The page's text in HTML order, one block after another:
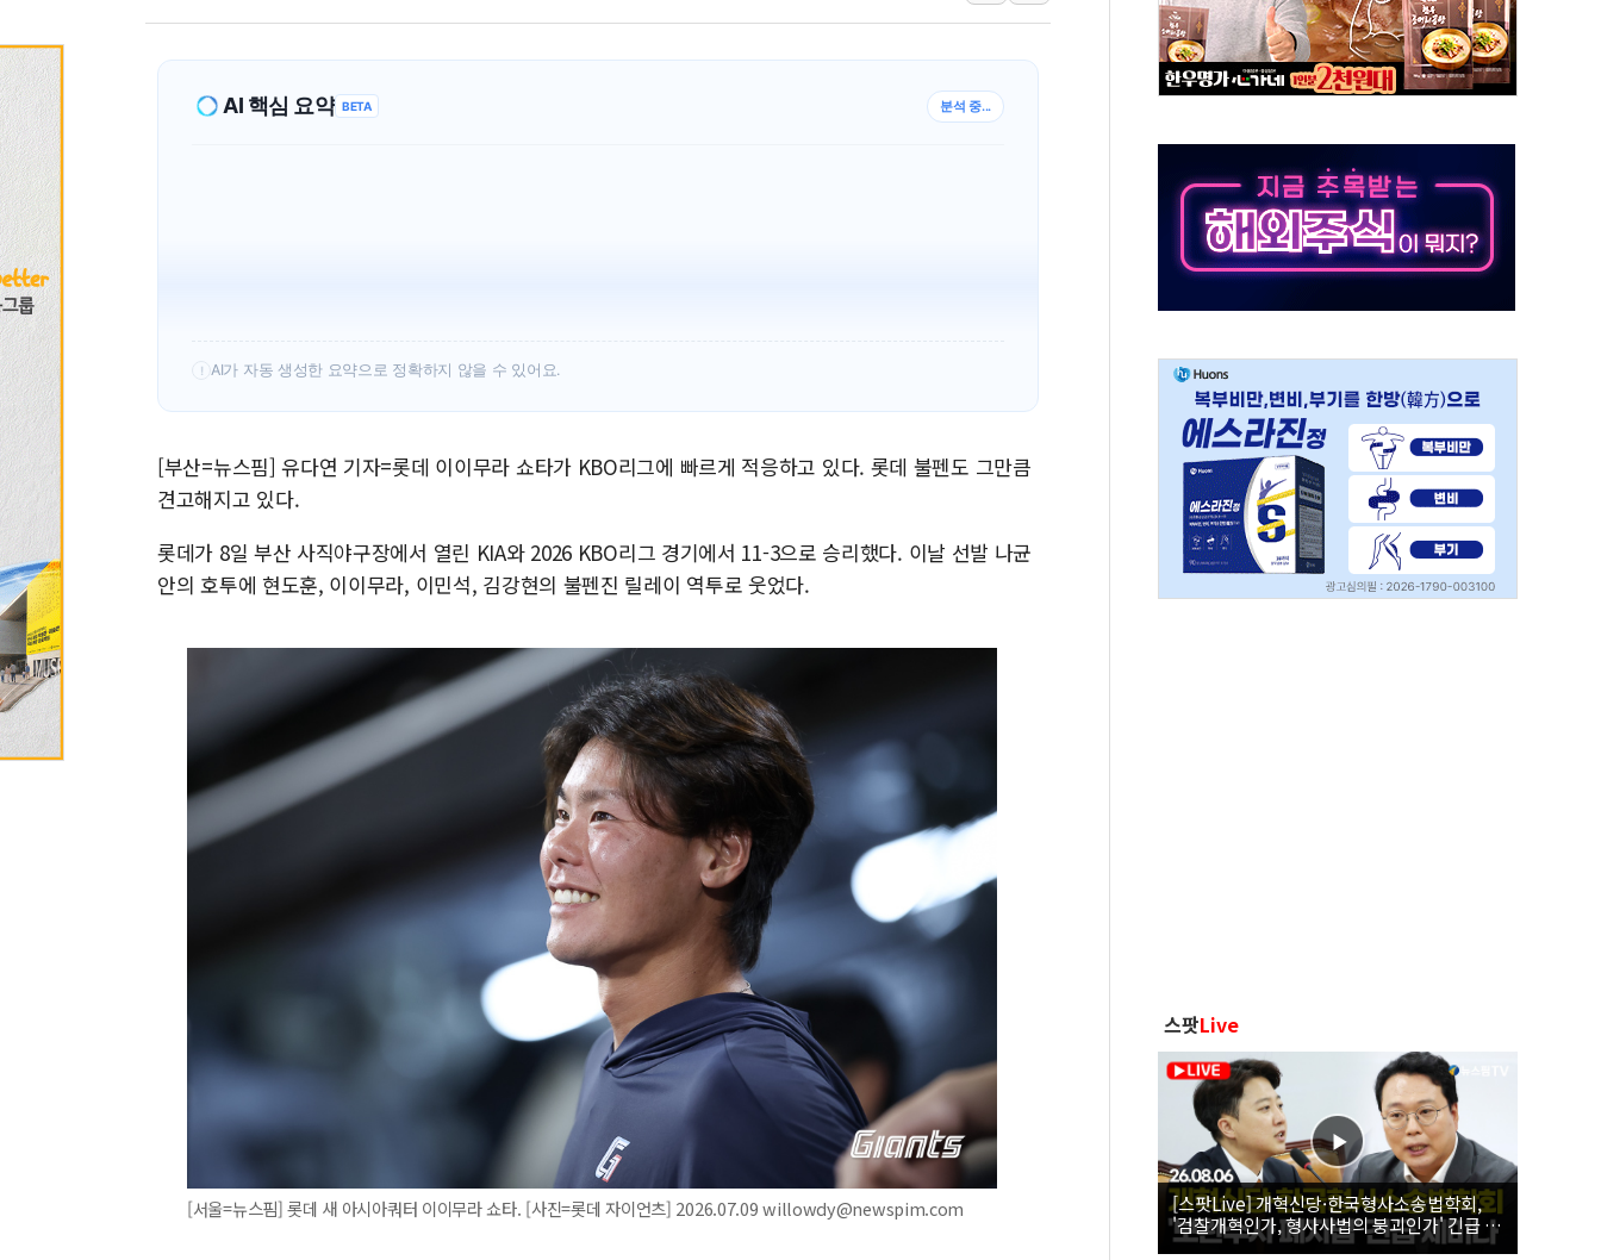
보훈부, 내년 워싱턴서 첫 '국제보훈컨퍼런스'… 한미동맹 상징성 부각
가온전선, 싱가포르 도시철도 전력망 구축 계약
정점식, '부산 돌려차기' 부적절 발언 논란 사과…"재발 방지 모든 조치"
AI 핵심 요약 BETA 분석 중...
! AI가 자동 생성한 요약으로 정확하지 않을 수 있어요.
[부산=뉴스핌] 유다연 기자=롯데 이이무라 쇼타가 KBO리그에 빠르게 적응하고 있다. 롯데 불펜도 그만큼
견고해지고 있다.
롯데가 8일 부산 사직야구장에서 열린 KIA와 2026 KBO리그 경기에서 11-3으로 승리했다. 이날 선발 나균
안의 호투에 현도훈, 이이무라, 이민석, 김강현의 불펜진 릴레이 역투로 웃었다.
[서울=뉴스핌] 롯데 새 아시아쿼터 이이무라 쇼타. [사진=롯데 자이언츠] 2026.07.09 willowdy@newspim.com
스팟Live
[스팟Live] 개혁신당·한국형사소송법학회,
'검찰개혁인가, 형사사법의 붕괴인가' 긴급 세
미나｜26.08.06